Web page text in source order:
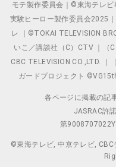
モテ製作委員会｜©東海テレ
実験ヒーロー製作委員会2025
レ ｜©TOKAI TELEVISION
いこ／講談社（C）CTV ｜（
CBC TELEVISION CO.,LTD.
ガードプロジェクト
各ページに掲載の記
JASRAC許
第
©東海テレビ, 中京テレビ, CBC